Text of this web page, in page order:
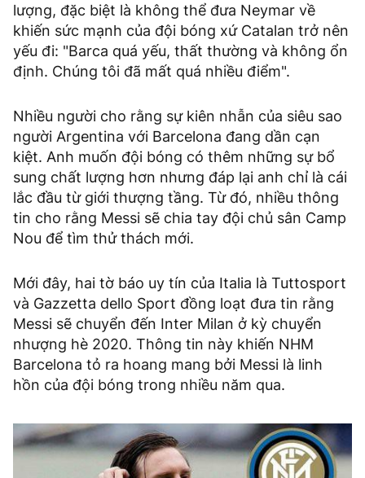
lượng, đặc biệt là không thể đưa Neymar về
khiến sức mạnh của đội bóng xứ Catalan trở nên
yếu đi: "Barca quá yếu, thất thường và không ổn
định. Chúng tôi đã mất quá nhiều điểm".
Nhiều người cho rằng sự kiên nhẫn của siêu sao
người Argentina với Barcelona đang dần cạn
kiệt. Anh muốn đội bóng có thêm những sự bổ
sung chất lượng hơn nhưng đáp lại anh chỉ là cái
lắc đầu từ giới thượng tầng. Từ đó, nhiều thông
tin cho rằng Messi sẽ chia tay đội chủ sân Camp
Nou để tìm thử thách mới.
Mới đây, hai tờ báo uy tín của Italia là Tuttosport
và Gazzetta dello Sport đồng loạt đưa tin rằng
Messi sẽ chuyển đến Inter Milan ở kỳ chuyển
nhượng hè 2020. Thông tin này khiến NHM
Barcelona tỏ ra hoang mang bởi Messi là linh
hồn của đội bóng trong nhiều năm qua.